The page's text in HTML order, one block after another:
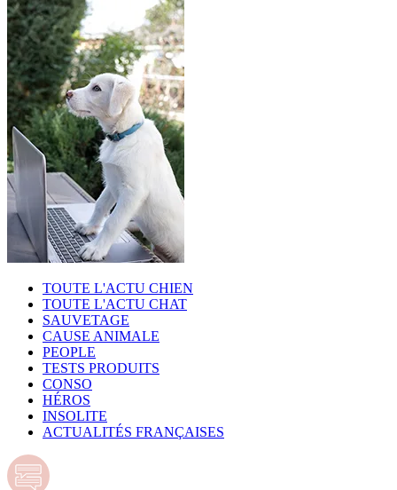
TOUTE L'ACTU CHIEN
TOUTE L'ACTU CHAT
SAUVETAGE
CAUSE ANIMALE
PEOPLE
TESTS PRODUITS
CONSO
HÉROS
INSOLITE
ACTUALITÉS FRANÇAISES